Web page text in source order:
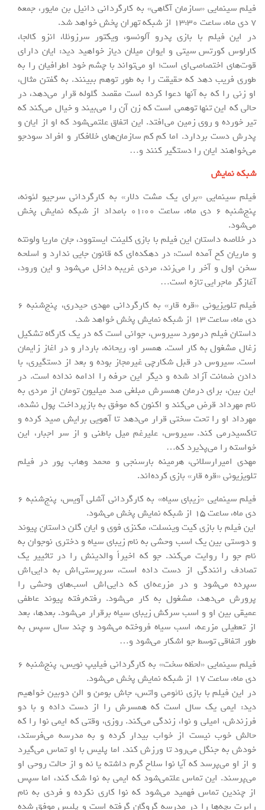
فیلم سینمایی «سازمان آگاهی» به کارگردانی دانیل بن مایور، جمعه
7 دی ماه، ساعت 13:30 از شبکه تهران پخش خواهد شد.
در این فیلم با بازی پدرو آلونسو، ویکتور سرزوئلا، انزو کالجا،
کارلوس کورتس سیتی و ایوان میلان دیاز خواهید دید: ایان دارای
قوت‌های اختصاصی‌ای است؛ او می‌تواند با چشم خود اطرافیان را به
طوری فریب دهد که حقیقت را به طور توهم ببینند. به گفتن مثال،
او زنی را که به آنها دعوا کرده است مقصد گلوله قرار می‌دهد، در
حالی که این تنها توهمی است که زن آن را می‌بیند و خیال می‌کند که
تیر خورده و روی زمین می‌افتد. این اتفاق علتمی‌شود که او از ایان و
پدرش دست بردارد. اما کم کم سازمان‌های خلافکار و افراد سودجو
می‌خواهند ایان را دستگیر کنند و…
شبکه نمایش
فیلم سینمایی «برای یک مشت دلار» به کارگردانی سرجیو لئونه،
پنج‌شنبه 6 دی ماه، ساعت 01:00 بامداد از شبکه نمایش پخش
می‌شود.
در خلاصه داستان این فیلم با بازی کلینت ایستوود، جان ماریا ولونته
و ماریان کخ آمده است: در دهکده‌ای که قانون جایی ندارد و اسلحه
سخن اول و آخر را می‌زند، مردی غریبه داخل می‌شود و این ورود،
آغازگر ماجرایی تازه است…
فیلم تلویزیونی «قره قار» به کارگردانی مهدی حیدری، پنج‌شنبه 6
دی ماه، ساعت 13 از شبکه نمایش پخش خواهد شد.
داستان فیلم درمورد سیروس، جوانی است که در یک کارگاه تشکیل
زغال مشغول به کار است. همسر او، ریحانه، باردار و در اغاز زایمان
است. سیروس در قبل شکارچی غیرمجاز بوده و بعد از دستگیری، با
دادن ضمانت آزاد شده و دیگر این حرفه را ادامه نداده است. در
این بین، برای درمان همسرش مبلغی صد میلیون تومان از مردی به
نام مهرداد قرض می‌کند و اکنون که موفق به بازپرداخت پول نشده،
مهرداد او را تحت سختی قرار می‌دهد تا آهویی برایش صید کرده و
تاکسیدرمی کند. سیروس، علیرغم میل باطنی و از سر اجبار، این
خواسته را می‌پذیرد که…
مهدی امیرارسلانی، هرمینه بارسنجی و محمد وهاب پور در فیلم
تلویزیونی «قره قار» بازی کرده‌اند.
فیلم سینمایی «زیبای سیاه» به کارگردانی آشلی آویس، پنج‌شنبه 6
دی ماه، ساعت 15 از شبکه نمایش پخش می‌شود.
این فیلم با بازی کیت وینسلت، مکنزی فوی و ایان گلن داستان پیوند
و دوستی بین یک اسب وحشی به نام زیبای سیاه و دختری نوجوان به
نام جو را روایت می‌کند. جو که اخیراً والدینش را در تاثییر یک
تصادف رانندگی از دست داده است، سرپرستی‌اش به دایی‌اش
سپرده می‌شود و در مزرعه‌ای که دایی‌اش اسب‌های وحشی را
پرورش می‌دهد، مشغول به کار می‌شود. رفته‌رفته پیوند عاطفی
عمیقی بین او و اسب سرکش زیبای سیاه برقرار می‌شود. بعدها، بعد
از تعطیلی مزرعه، اسب سیاه فروخته می‌شود و چند سال سپس به
طور اتفاقی توسط جو اشکار می‌شود و…
فیلم سینمایی «لحظه سخت» به کارگردانی فیلیپ نویس، پنج‌شنبه 6
دی ماه، ساعت 17 از شبکه نمایش پخش می‌شود.
در این فیلم با بازی نائومی واتس، جاش بومن و الن دوبین خواهیم
دید: ایمی یک سال است که همسرش را از دست داده و با دو
فرزندش، امیلی و نوا، زندگی می‌کند. روزی، وقتی که ایمی نوا را که
حالش خوب نیست از خواب بیدار کرده و به مدرسه می‌فرستد،
خودش به جنگل می‌رود تا ورزش کند. اما پلیس با او تماس می‌گیرد
و از او می‌پرسد که آیا نوا سلاح گرم داشته یا نه و از حالت روحی او
می‌پرسند. این تماس علتمی‌شود که ایمی به نوا شک کند، اما سپس
از چندین تماس فهمید می‌شود که نوا کاری نکرده و فردی به نام
رابرت بچه‌ها را در مدرسه گروگان گرفته است و پلیس موفق شده